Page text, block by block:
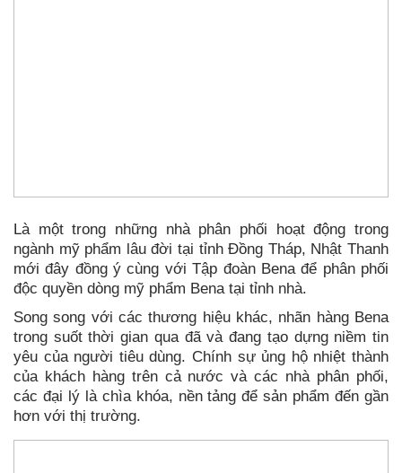
Là một trong những nhà phân phối hoạt động trong
ngành mỹ phẩm lâu đời tại tỉnh Đồng Tháp, Nhật Thanh
mới đây đồng ý cùng với Tập đoàn Bena để phân phối
độc quyền dòng mỹ phẩm Bena tại tỉnh nhà.
Song song với các thương hiệu khác, nhãn hàng Bena
trong suốt thời gian qua đã và đang tạo dựng niềm tin
yêu của người tiêu dùng. Chính sự ủng hộ nhiệt thành
của khách hàng trên cả nước và các nhà phân phối,
các đại lý là chìa khóa, nền tảng để sản phẩm đến gần
hơn với thị trường.